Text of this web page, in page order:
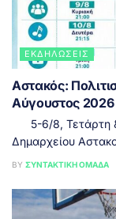
ΕΚΔΗΛΏΣΕΙΣ
Αστακός:
Αύγουστος 2026
5-6/8, Τετάρτη
Δημαρχείου
BY ΣΥΝΤΑΚΤΙΚΉ ΟΜΆΔΑ